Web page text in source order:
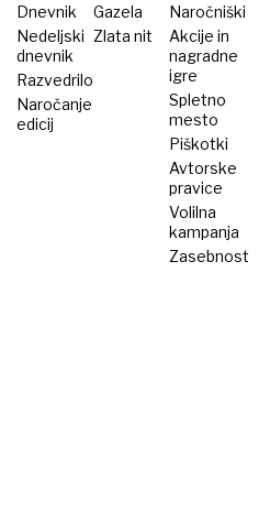
Dnevnik
Nedeljski
dnevnik
Razvedrilo
Naročanje
edicij
Gazela
Zlata nit
Naročniški
Akcije in
nagradne
igre
Spletno
mesto
Piškotki
Avtorske
pravice
Volilna
kampanja
Zasebnost